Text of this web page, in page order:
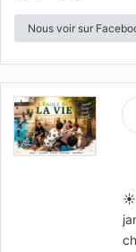
Nous voir sur
☀️